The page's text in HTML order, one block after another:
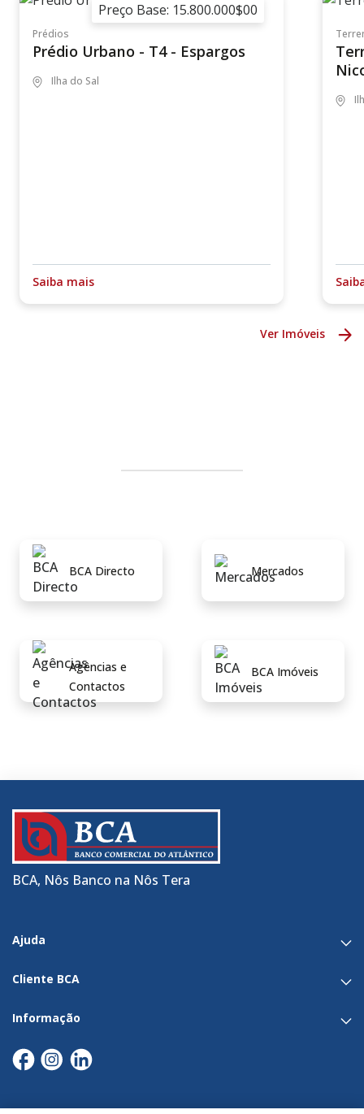
Preço Base: 15.800.000$00
Prédios
Prédio Urbano - T4 - Espargos
Ilha do Sal
Saiba mais
Ver Imóveis
BCA Directo Mercados
Agências e
Contactos
BCA Imóveis
BCA, Nôs Banco na Nôs Tera
Ajuda
Cliente BCA
Informação